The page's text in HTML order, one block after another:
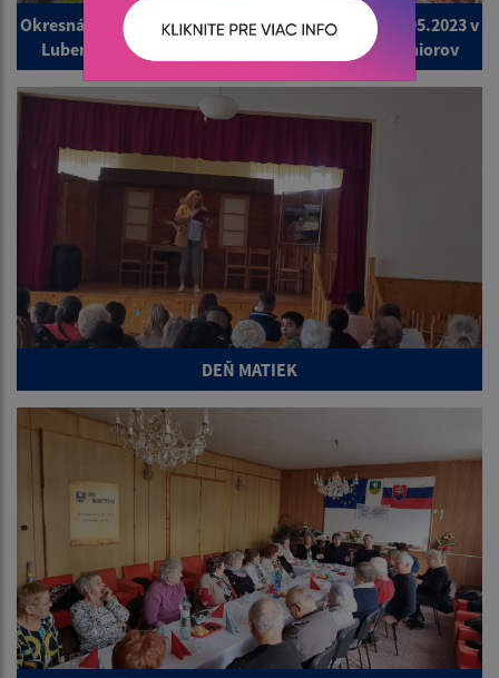
Okresná organizácia JDS Revúca organizovala 17.05.2023 v
Lubeníku X. okresné olympijské športové hry seniorov
DEŇ MATIEK